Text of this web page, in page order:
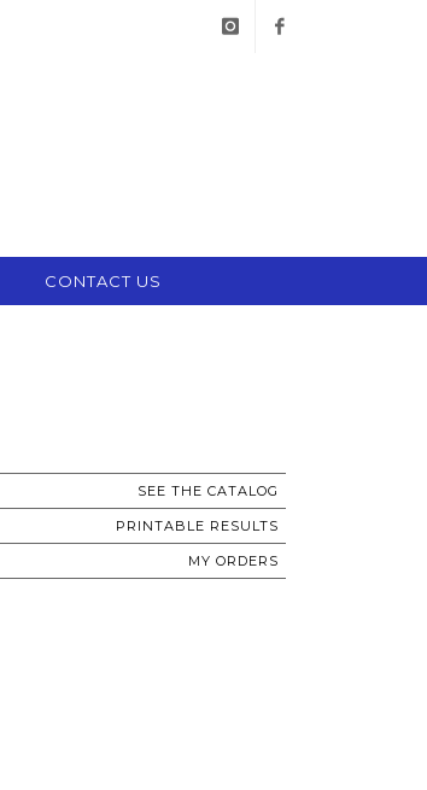
CONTACT US
SEE THE CATALOG
PRINTABLE RESULTS
MY ORDERS